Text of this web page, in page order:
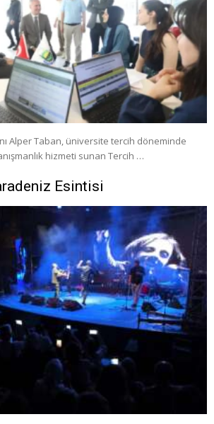
Alper Taban, üniversite tercih döneminde
hizmeti sunan Tercih …
Esintisi